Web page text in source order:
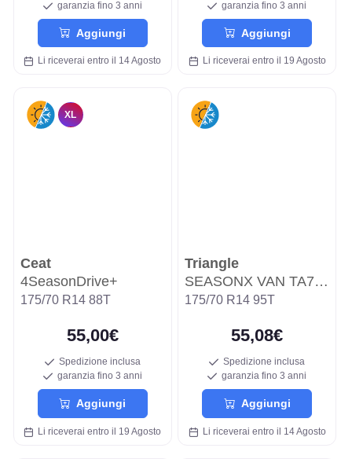
garanzia fino 3 anni
Aggiungi
Li riceverai entro il 14 Agosto
garanzia fino 3 anni
Aggiungi
Li riceverai entro il 19 Agosto
XL
Ceat
4SeasonDrive+
175/70 R14 88T
55,00€
Spedizione inclusa
garanzia fino 3 anni
Aggiungi
Li riceverai entro il 19 Agosto
Triangle
SEASONX VAN TA702
175/70 R14 95T
55,08€
Spedizione inclusa
garanzia fino 3 anni
Aggiungi
Li riceverai entro il 14 Agosto